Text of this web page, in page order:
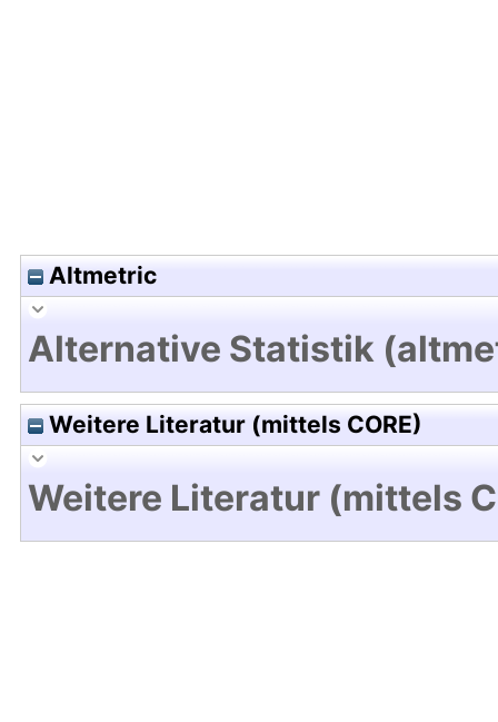
Altmetric
Alternative Statistik
Weitere Literatur (mittels CORE)
Weitere Literatur (mittels